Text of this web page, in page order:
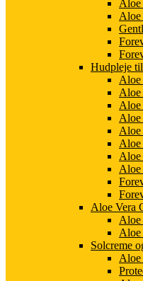
Aloe
Hudpleje
Aloe
Aloe
Aloe
Aloe Vera
Aloe
Solcreme
Aloe